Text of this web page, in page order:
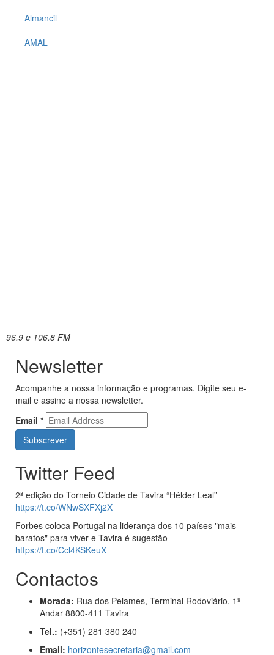
Almancil
AMAL
96.9 e 106.8 FM
Newsletter
Acompanhe a nossa informação e programas. Digite seu e-
mail e assine a nossa newsletter.
Email *
Twitter Feed
2ª edição do Torneio Cidade de Tavira “Hélder Leal”
https://t.co/WNwSXFXj2X
Forbes coloca Portugal na liderança dos 10 países "mais
baratos" para viver e Tavira é sugestão
https://t.co/Ccl4KSKeuX
Contactos
Morada: Rua dos Pelames, Terminal Rodoviário, 1º
Andar 8800-411 Tavira
Tel.: (+351) 281 380 240
Email: horizontesecretaria@gmail.com